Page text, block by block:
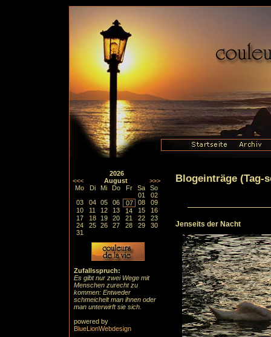
2026
<<<
August
>>>
Mo
Di Mi Do Fr Sa
So
01
02
03
04 05 06 07 08
09
10
11 12 13 14 15
16
17
18 19 20 21 22
23
24
25 26 27 28 29
30
31
Zufallsspruch:
Es gibt nur zwei Wege mit
Menschen zurecht zu
kommen: Entweder
schmeichelt man ihnen oder
man unterwirft sie sich.
powered by
BlueLionWebdesign
Blogeinträge (Tag-
Jenseits der Nacht